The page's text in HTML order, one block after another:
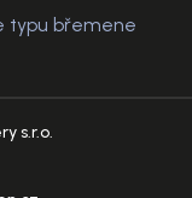
typu břemene
s.r.o.